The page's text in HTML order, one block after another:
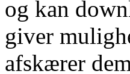
og kan
giver
afskærer